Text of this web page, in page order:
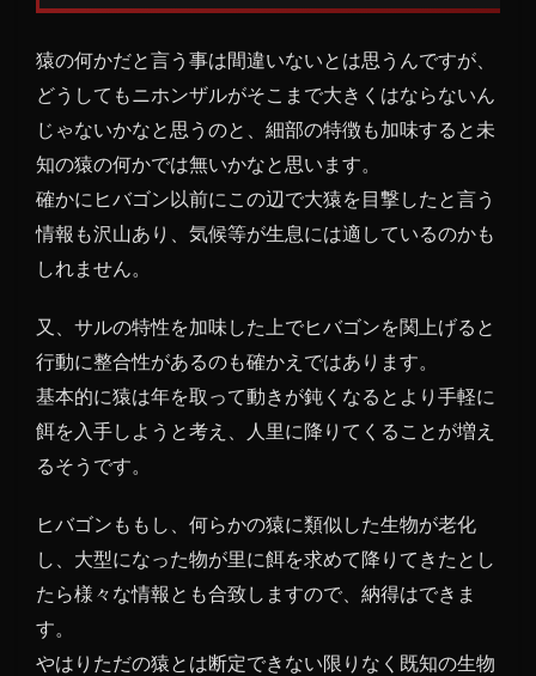
ゴン
猿説
猿の何かだと言う事は間違いないとは思うんですが、
どうしてもニホンザルがそこまで大きくはならないん
じゃないかなと思うのと、細部の特徴も加味すると未
知の猿の何かでは無いかなと思います。
確かにヒバゴン以前にこの辺で大猿を目撃したと言う
情報も沢山あり、気候等が生息には適しているのかも
しれません。
又、サルの特性を加味した上でヒバゴンを関上げると
行動に整合性があるのも確かえではあります。
基本的に猿は年を取って動きが鈍くなるとより手軽に
餌を入手しようと考え、人里に降りてくることが増え
るそうです。
ヒバゴンももし、何らかの猿に類似した生物が老化
し、大型になった物が里に餌を求めて降りてきたとし
たら様々な情報とも合致しますので、納得はできま
す。
やはりただの猿とは断定できない限りなく既知の生物